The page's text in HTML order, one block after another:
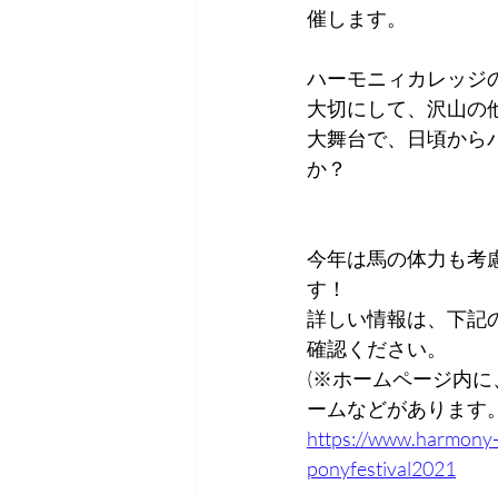
催します。
ハーモニィカレッジ
大切にして、沢山の
大舞台で、日頃から
か？
今年は馬の体力も考
す！
詳しい情報は、下記
確認ください。
(※ホームページ内に
ームなどがあります
https://
ponyfestival2021